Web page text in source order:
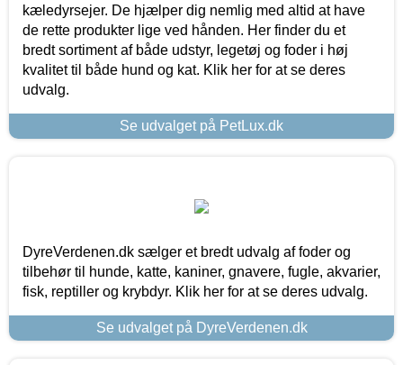
kæledyrsejer. De hjælper dig nemlig med altid at have
de rette produkter lige ved hånden. Her finder du et
bredt sortiment af både udstyr, legetøj og foder i høj
kvalitet til både hund og kat. Klik her for at se deres
udvalg.
Se udvalget på PetLux.dk
DyreVerdenen.dk sælger et bredt udvalg af foder og
tilbehør til hunde, katte, kaniner, gnavere, fugle, akvarier,
fisk, reptiller og krybdyr. Klik her for at se deres udvalg.
Se udvalget på DyreVerdenen.dk